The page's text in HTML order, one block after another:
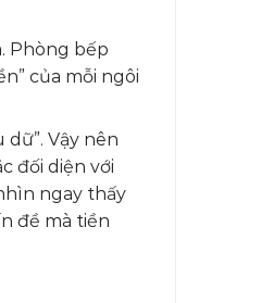
Phòng bếp
của mỗi ngôi
Vậy nên
đối diện với
ngay thấy
đề mà tiền